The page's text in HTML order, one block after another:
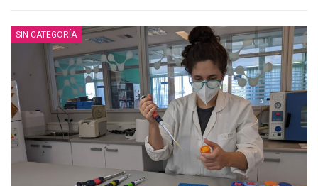
SIN CATEGORÍA